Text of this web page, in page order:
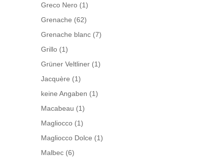
Greco Nero (1)
Grenache (62)
Grenache blanc (7)
Grillo (1)
Grüner Veltliner (1)
Jacquère (1)
keine Angaben (1)
Macabeau (1)
Magliocco (1)
Magliocco Dolce (1)
Malbec (6)